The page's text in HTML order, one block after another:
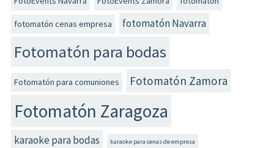
fotomatón cenas empresa fotomatón Navarra
Fotomatón para bodas
Fotomatón para comuniones Fotomatón Zamora
Fotomatón Zaragoza
karaoke para bodas karaoke para cenas de empresa